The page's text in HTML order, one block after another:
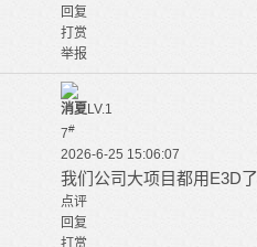
回复
打赏
举报
消夏LV.1
7#
2026-6-25 15:06:07
我们公司大项目都用E3D了
点评
回复
打赏